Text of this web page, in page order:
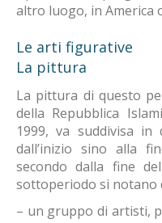
altro luogo, in America
Le arti figurative
La pittura
La pittura di questo
della Repubblica
1999, va suddivisa
dall’inizio sino alla
secondo dalla fine
sottoperiodo si notano
– un gruppo di artisti,